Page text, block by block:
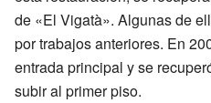
de «El Vigatà». Algunas de
por trabajos anteriores. En
entrada principal y se
subir al primer piso.